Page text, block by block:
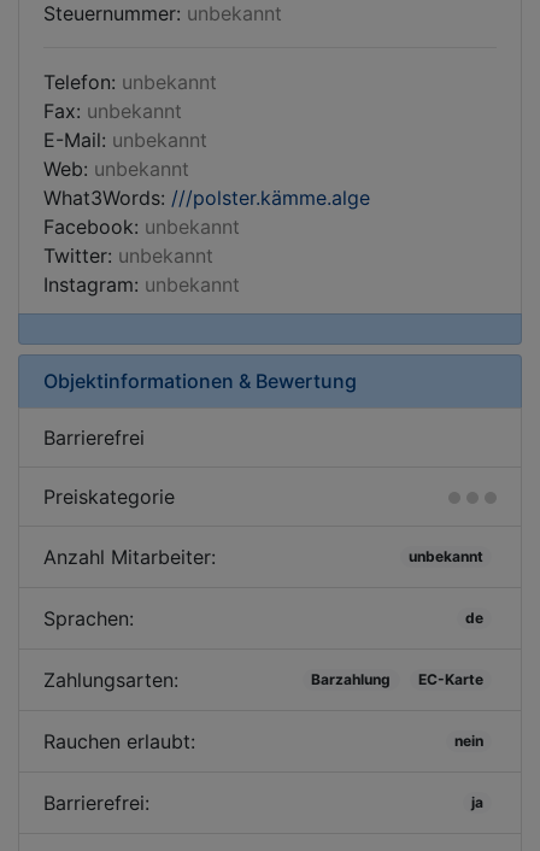
Steuernummer: unbekannt
Telefon: unbekannt
Fax: unbekannt
E-Mail: unbekannt
Web: unbekannt
What3Words: ///polster.kämme.alge
Facebook: unbekannt
Twitter: unbekannt
Instagram: unbekannt
Objektinformationen & Bewertung
Barrierefrei
Preiskategorie
Anzahl Mitarbeiter: unbekannt
Sprachen: de
Zahlungsarten: Barzahlung EC-Karte
Rauchen erlaubt: nein
Barrierefrei: ja